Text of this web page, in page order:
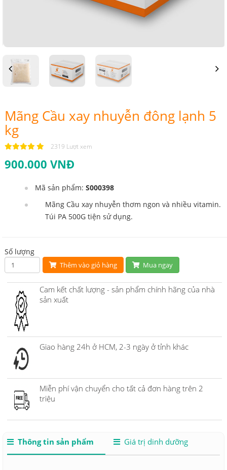
Previous
Mãng Cầu xay nhuyễn đông lạnh 5
kg
2319 Lượt xem
900.000 VNĐ
Mã sản phẩm: S000398
Mãng Cầu xay nhuyễn thơm ngon và nhiều vitamin.
Túi PA 500G tiện sử dụng.
Số lượng
Thêm vào giỏ hàng Mua ngay
Cam kết chất lượng - sản phẩm chính hãng của nhà
sản xuất
Giao hàng 24h ở HCM, 2-3 ngày ở tỉnh khác
Miễn phí vận chuyển cho tất cả đơn hàng trên 2
triệu
Thông tin sản phẩm Giá trị dinh dưỡng